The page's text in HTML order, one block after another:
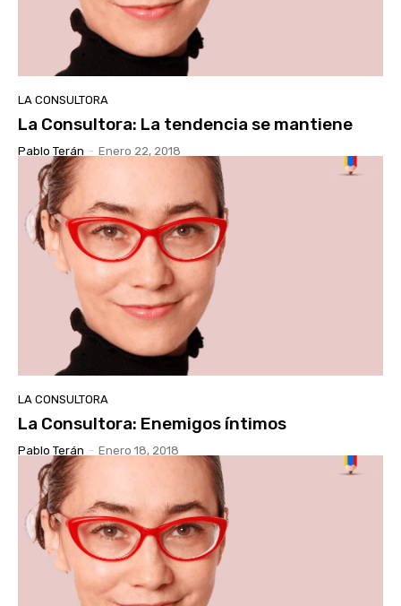
LA CONSULTORA
La Consultora: La tendencia se mantiene
Pablo Terán - Enero 22, 2018
LA CONSULTORA
La Consultora: Enemigos íntimos
Pablo Terán - Enero 18, 2018